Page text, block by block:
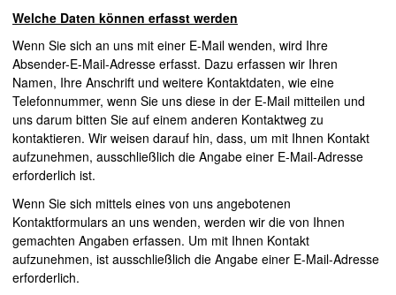
Welche Daten können erfasst werden
Wenn Sie sich an uns mit einer E-Mail wenden, wird Ihre
Absender-E-Mail-Adresse erfasst. Dazu erfassen wir Ihren
Namen, Ihre Anschrift und weitere Kontaktdaten, wie eine
Telefonnummer, wenn Sie uns diese in der E-Mail mitteilen und
uns darum bitten Sie auf einem anderen Kontaktweg zu
kontaktieren. Wir weisen darauf hin, dass, um mit Ihnen Kontakt
aufzunehmen, ausschließlich die Angabe einer E-Mail-Adresse
erforderlich ist.
Wenn Sie sich mittels eines von uns angebotenen
Kontaktformulars an uns wenden, werden wir die von Ihnen
gemachten Angaben erfassen. Um mit Ihnen Kontakt
aufzunehmen, ist ausschließlich die Angabe einer E-Mail-Adresse
erforderlich.